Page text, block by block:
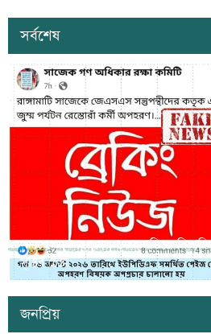
সর্বশেষ
সাজেকে অপহরণের গুজব ছড়িয়ে বিভ্রান্তি
সৃষ্টির চেষ্টা
জনপ্রিয়